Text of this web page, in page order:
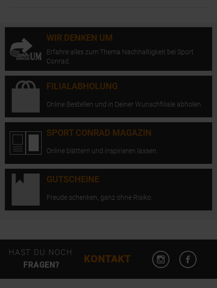
WIR DENKEN UM
Erfahre alles zum Thema Nachhaltigkeit bei Sport
Conrad.
FILIALABHOLUNG
Online Bestellen und in Deiner Wunschfiliale abholen.
SPORT CONRAD MAGAZIN
Online blättern und inspirieren lassen.
GUTSCHEINE
Freude schenken, ganz ohne Risiko.
HAST DU NOCH
FRAGEN?
KONTAKT
Instagram